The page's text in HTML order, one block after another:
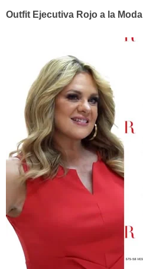
Outfit Ejecutiva Rojo a la Moda